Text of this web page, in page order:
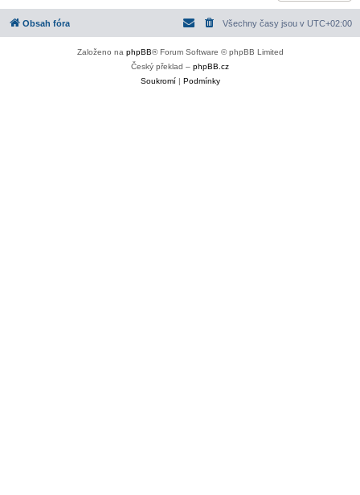
Obsah fóra Všechny časy jsou v UTC+02:00
Založeno na phpBB® Forum Software © phpBB Limited
Český překlad – phpBB.cz
Soukromí| Podmínky